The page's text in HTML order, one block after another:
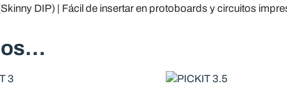
DIP) | Fácil de insertar en protoboards y circuitos